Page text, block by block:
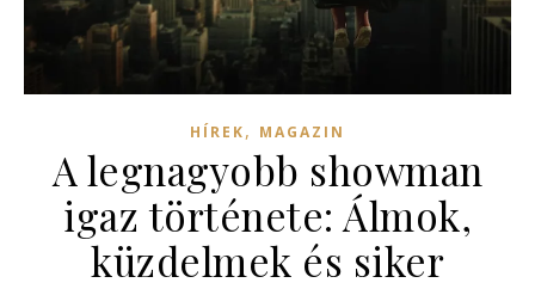
HÍREK, MAGAZIN
A legnagyobb showman
igaz története: Álmok,
küzdelmek és siker